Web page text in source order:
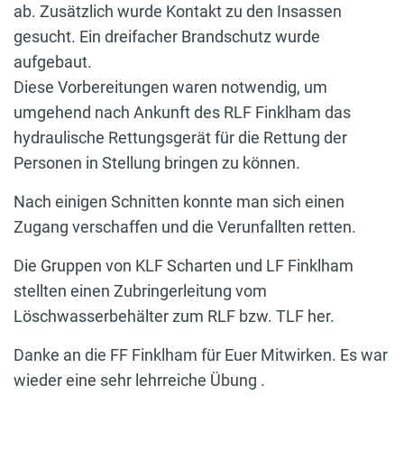
ab. Zusätzlich wurde Kontakt zu den Insassen
gesucht. Ein dreifacher Brandschutz wurde
aufgebaut.
Diese Vorbereitungen waren notwendig, um
umgehend nach Ankunft des RLF Finklham das
hydraulische Rettungsgerät für die Rettung der
Personen in Stellung bringen zu können.
Nach einigen Schnitten konnte man sich einen
Zugang verschaffen und die Verunfallten retten.
Die Gruppen von KLF Scharten und LF Finklham
stellten einen Zubringerleitung vom
Löschwasserbehälter zum RLF bzw. TLF her.
Danke an die FF Finklham für Euer Mitwirken. Es war
wieder eine sehr lehrreiche Übung .